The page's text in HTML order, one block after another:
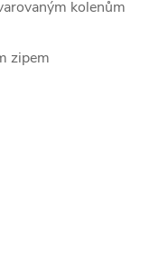
kolenům
zipem